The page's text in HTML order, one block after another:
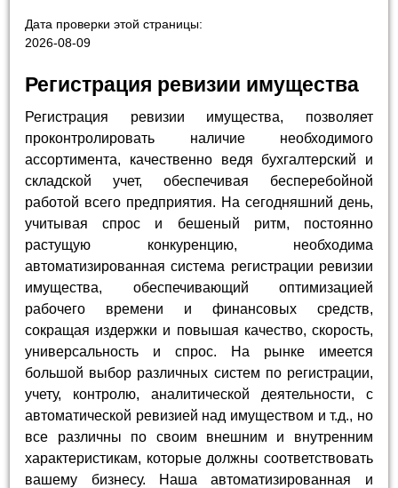
Дата проверки этой страницы:
2026-08-09
Регистрация ревизии имущества
Регистрация ревизии имущества, позволяет
проконтролировать наличие необходимого
ассортимента, качественно ведя бухгалтерский и
складской учет, обеспечивая бесперебойной
работой всего предприятия. На сегодняшний день,
учитывая спрос и бешеный ритм, постоянно
растущую конкуренцию, необходима
автоматизированная система регистрации ревизии
имущества, обеспечивающий оптимизацией
рабочего времени и финансовых средств,
сокращая издержки и повышая качество, скорость,
универсальность и спрос. На рынке имеется
большой выбор различных систем по регистрации,
учету, контролю, аналитической деятельности, с
автоматической ревизией над имуществом и т.д., но
все различны по своим внешним и внутренним
характеристикам, которые должны соответствовать
вашему бизнесу. Наша автоматизированная и